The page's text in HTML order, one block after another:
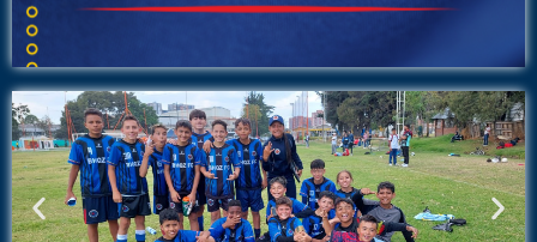
Previous